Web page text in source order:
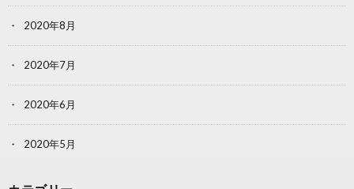
2020年8月
2020年7月
2020年6月
2020年5月